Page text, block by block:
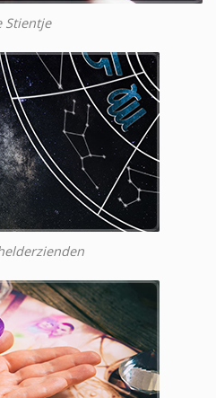
Stientje